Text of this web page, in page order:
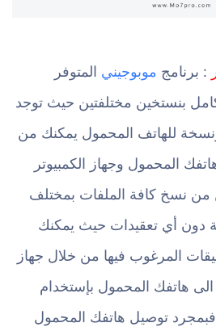
: برنامج موبوجيني المتوفر
بنستخين مختلفتين حيث توجد
للهاتف المحمول يمكنك من
المحمول وجهاز الكمبيوتر
من نسخ كافة الملفات بمختلف
دون أي تعقيدات حيث يمكنك
المرغوب فيها من خلال جهاز
الى هاتفك المحمول بإستخدام
فبمجرد توصيل هاتفك المحمول